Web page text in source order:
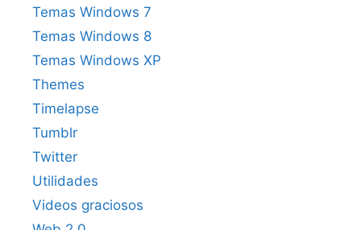
Temas Windows 7
Temas Windows 8
Temas Windows XP
Themes
Timelapse
Tumblr
Twitter
Utilidades
Videos graciosos